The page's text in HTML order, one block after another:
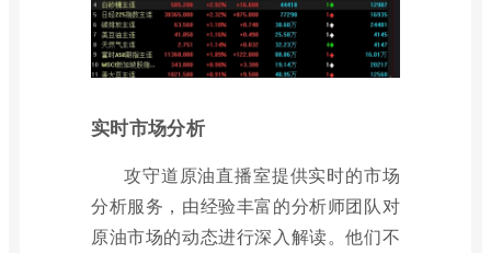
实时市场分析
攻守道原油直播室提供实时的市场
分析服务，由经验丰富的分析师团队对
原油市场的动态进行深入解读。他们不